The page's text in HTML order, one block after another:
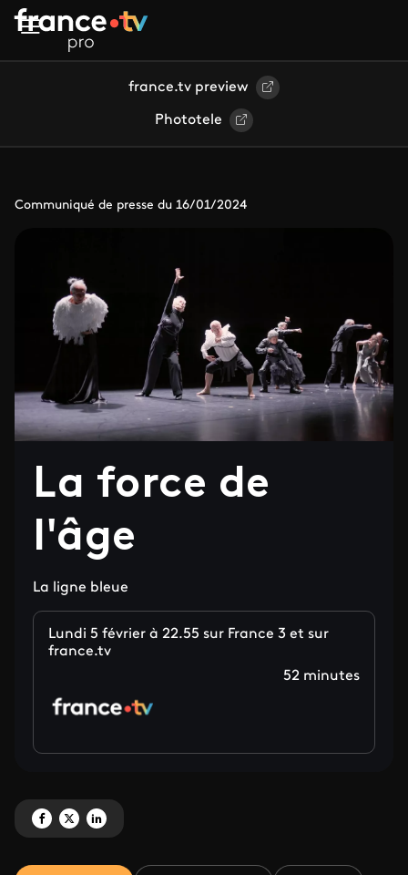
Aller au contenu principal
france.tv preview
Phototele
Communiqué de presse du 16/01/2024
La force de
l'âge
La ligne bleue
Lundi 5 février à 22.55 sur France 3 et sur
france.tv
52 minutes
Partagez 'La force de l'âge' sur Facebook
Partagez 'La force de l'âge' sur X
Partagez 'La force de l'âge' sur LinkedIn